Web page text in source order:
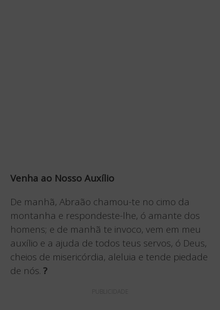
Venha ao Nosso Auxílio
De manhã, Abraão chamou-te no cimo da
montanha e respondeste-lhe, ó amante dos
homens; e de manhã te invoco, vem em meu
auxílio e a ajuda de todos teus servos, ó Deus,
cheios de misericórdia, aleluia e tende piedade
de nós.?
PUBLICIDADE